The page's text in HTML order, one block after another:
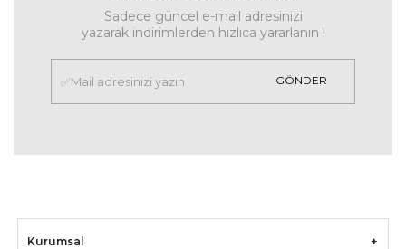
Sadece güncel e-mail adresinizi
yazarak indirimlerden hızlıca yararlanın !
GÖNDER
Kurumsal